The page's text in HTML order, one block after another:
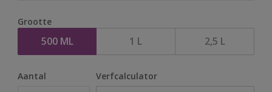
Grootte
500 ML 1 L 2,5 L
Aantal Verfcalculator